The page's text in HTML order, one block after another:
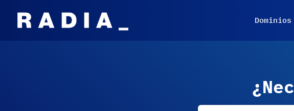
Dominios